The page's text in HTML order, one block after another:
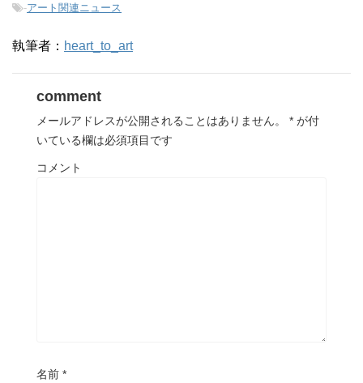
-アート関連ニュース
執筆者： heart_to_art
comment
メールアドレスが公開されることはありません。 * が付
いている欄は必須項目です
コメント
名前 *